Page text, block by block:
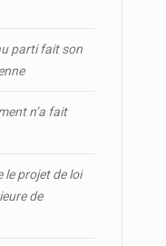
parti fait son
n’a fait
le projet de loi
de